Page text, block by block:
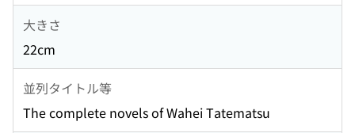
大きさ
22cm
並列タイトル等
The complete novels of Wahei Tatematsu